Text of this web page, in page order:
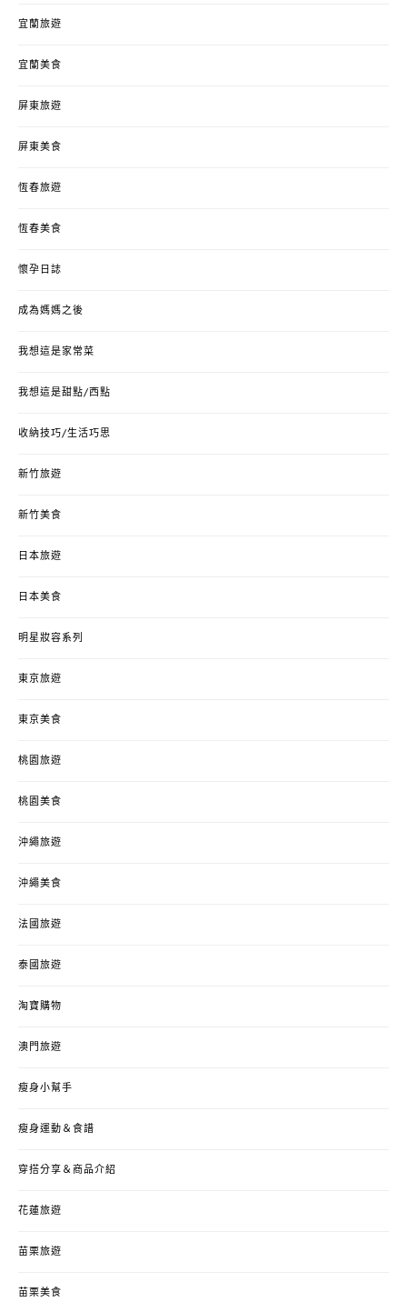
宜蘭旅遊
宜蘭美食
屏東旅遊
屏東美食
恆春旅遊
恆春美食
懷孕日誌
成為媽媽之後
我想這是家常菜
我想這是甜點/西點
收納技巧/生活巧思
新竹旅遊
新竹美食
日本旅遊
日本美食
明星妝容系列
東京旅遊
東京美食
桃園旅遊
桃園美食
沖繩旅遊
沖繩美食
法國旅遊
泰國旅遊
淘寶購物
澳門旅遊
瘦身小幫手
瘦身運動＆食譜
穿搭分享＆商品介紹
花蓮旅遊
苗栗旅遊
苗栗美食